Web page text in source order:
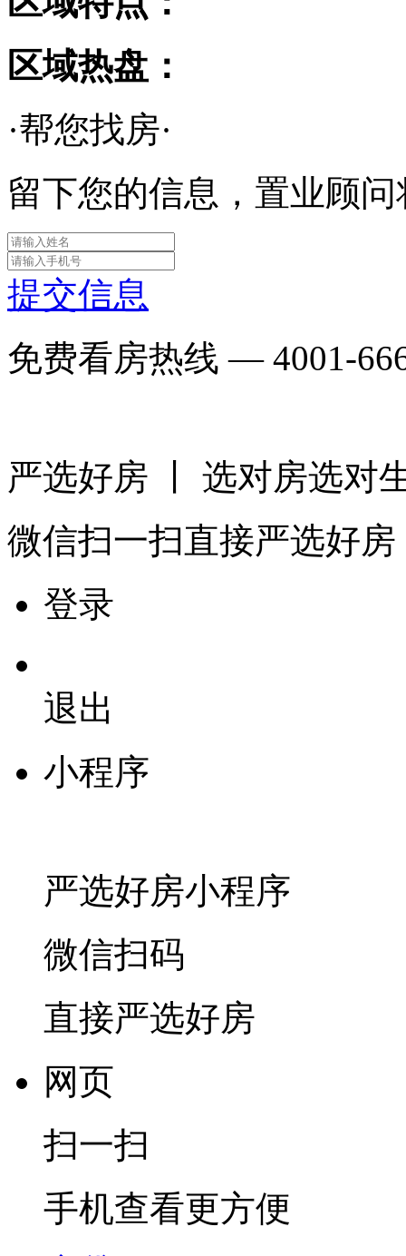
区域热盘：
·帮您找房·
留下您的信息，置业顾
提交信息
免费看房热线 — 4001-
严选好房 丨 选对房选对
微信扫一扫直接严选好房
登录
退出
小程序
严选好房小程序
微信扫码
直接严选好房
网页
扫一扫
手机查看更方便